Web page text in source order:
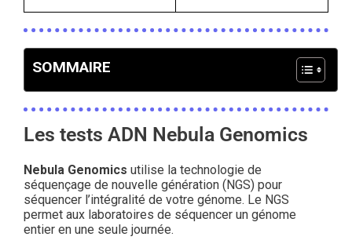
SOMMAIRE
Les tests ADN Nebula Genomics
Nebula Genomics utilise la technologie de
séquençage de nouvelle génération (NGS) pour
séquencer l’intégralité de votre génome. Le NGS
permet aux laboratoires de séquencer un génome
entier en une seule journée.